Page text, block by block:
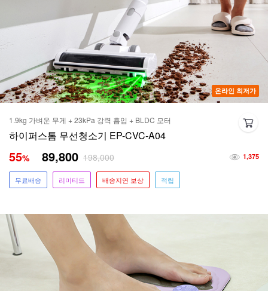
온라인 최저가
1.9kg 가벼운 무게 + 23kPa 강력 흡입 + BLDC 모터
하이퍼스톰 무선청소기 EP-CVC-A04
1,375
55% 89,800 198,000
무료배송 리미티드 배송지연 보상 적립